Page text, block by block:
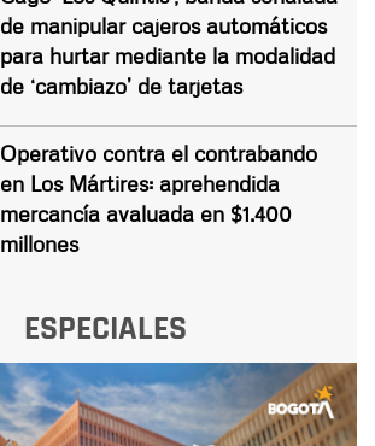
de manipular cajeros automáticos
para hurtar mediante la modalidad
de ‘cambiazo’ de tarjetas
Operativo contra el contrabando
en Los Mártires: aprehendida
mercancía avaluada en $1.400
millones
ESPECIALES